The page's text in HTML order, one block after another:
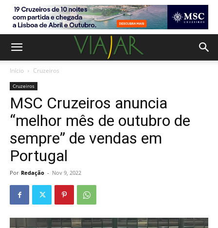
Início Cruzeiros
Cruzeiros
MSC Cruzeiros anuncia
“melhor mês de outubro de
sempre” de vendas em
Portugal
Por Redação - Nov 9, 2022